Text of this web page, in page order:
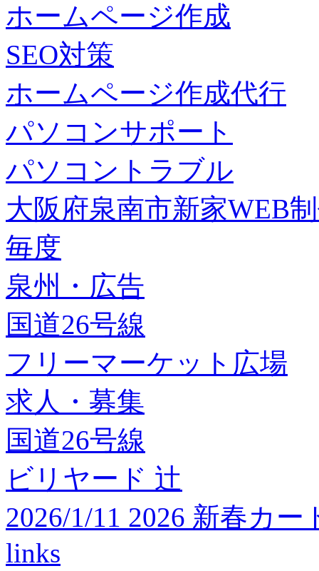
ホームページ作成
SEO対策
ホームページ作成代行
パソコンサポート
パソコントラブル
大阪府泉南市新家WEB
毎度
泉州・広告
国道26号線
フリーマーケット広場
求人・募集
国道26号線
ビリヤード 辻
2026/1/11 2026 新春カ
links